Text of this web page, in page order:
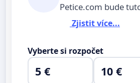
Petice.com bude
Zjistit více...
Vyberte si rozpočet
5 € 10 €